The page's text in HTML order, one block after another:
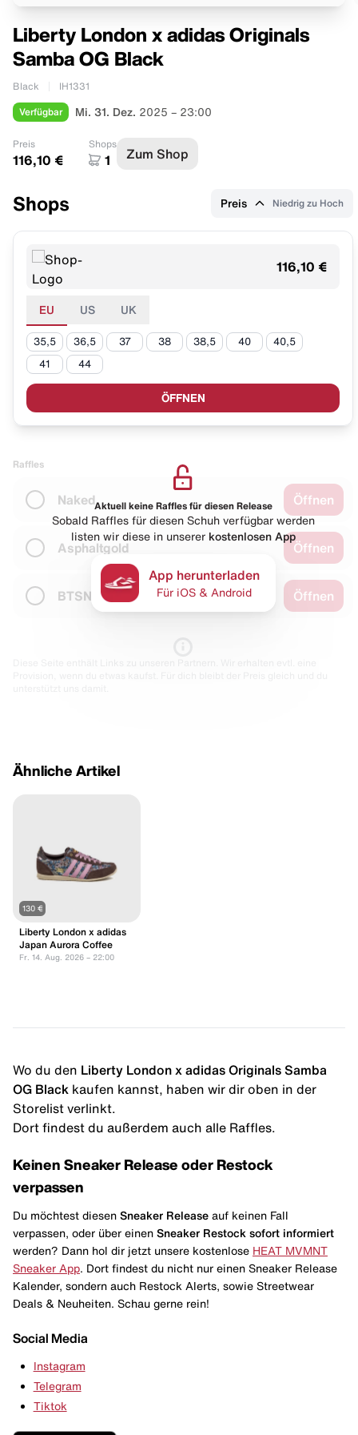
Liberty London x adidas Originals
Samba OG Black
Black IH1331
Verfügbar Mi. 31. Dez. 2025 – 23:00
Preis
116,10 €
Shops
1 Zum Shop
Shops Preis Niedrig zu Hoch
116,10 €
EU US UK
35,5 36,5 37 38 38,5 40 40,5
41 44
ÖFFNEN
Raffles
Naked Öffnen
Asphaltgold Öffnen
BTSN Öffnen
Aktuell keine Raffles für diesen Release
Sobald Raffles für diesen Schuh verfügbar werden
listen wir diese in unserer kostenlosen App
App herunterladen
Für iOS & Android
Ähnliche Artikel
130 €
Liberty London x adidas
Japan Aurora Coffee
Fr. 14. Aug. 2026 – 22:00
Wo du den Liberty London x adidas Originals Samba
OG Black kaufen kannst, haben wir dir oben in der
Storelist verlinkt.
Dort findest du außerdem auch alle Raffles.
Keinen Sneaker Release oder Restock
verpassen
Du möchtest diesen Sneaker Release auf keinen Fall
verpassen, oder über einen Sneaker Restock sofort informiert
werden? Dann hol dir jetzt unsere kostenlose HEAT MVMNT
Sneaker App . Dort findest du nicht nur einen Sneaker Release
Kalender, sondern auch Restock Alerts, sowie Streetwear
Deals & Neuheiten. Schau gerne rein!
Social Media
Instagram
Telegram
Tiktok